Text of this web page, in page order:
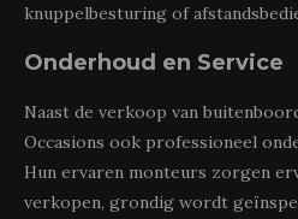
knuppelbesturing of
Onderhoud en Service
Naast de verkoop van
Occasions ook professioneel
Hun ervaren monteurs zorgen
verkopen, grondig wordt